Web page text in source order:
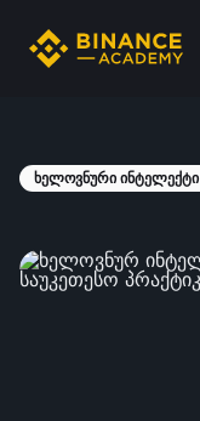
ხელოვნური ინტელექტი